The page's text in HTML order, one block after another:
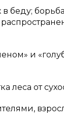
беду;
и
леса от